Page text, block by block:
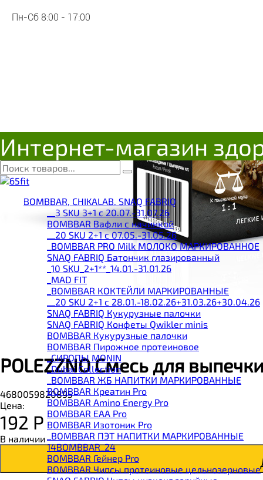
Пн-Сб 8:00 - 17:00
Интернет-магазин
BOMBBAR, CHIKALAB, SNAQ FABRIQ
__3 SKU 3+1 с 20.07.-31.07.26
BOMBBAR Вафли с начинкой
__20 SKU 2+1 с 07.05.-31.05.26
_BOMBBAR PRO Milk МОЛОКО МАРКИРОВАННОЕ
SNAQ FABRIQ Батончик глазированный
_10 SKU_2+1**_14.01.-31.01.26
_MAD FIT
_BOMBBAR КОКТЕЙЛИ МАРКИРОВАННЫЕ
__20 SKU 2+1 с 28.01.-18.02.26+31.03.26+30.04.26
SNAQ FABRIQ Кукурузные палочки
SNAQ FABRIQ Конфеты Qwikler minis
BOMBBAR Кукурузные палочки
BOMBBAR Пирожное протеиновое
_CИРОПЫ MONIN
_Dubai Collection
_BOMBBAR ЖБ НАПИТКИ МАРКИРОВАННЫЕ
BOMBBAR Креатин Pro
BOMBBAR Amino Energy Pro
BOMBBAR EAA Pro
BOMBBAR Изотоник Pro
_BOMBBAR ПЭТ НАПИТКИ МАРКИРОВАННЫЕ
14BOMBBAR_24
BOMBBAR Гейнер Pro
BOMBBAR Чипсы протеиновые цельнозерновые
POLEZZNO Смесь для
4680059820895
Цена:
192 Р
В наличии